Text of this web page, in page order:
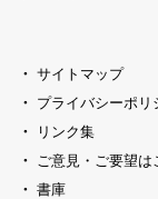
サイトマップ
プライバシーポリ
リンク集
ご意見・ご要望は
書庫